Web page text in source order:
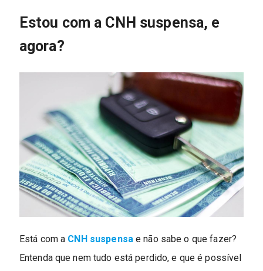
Estou com a CNH suspensa, e
agora?
Está com a CNH suspensae não sabe o que fazer?
Entenda que nem tudo está perdido, e que é possível